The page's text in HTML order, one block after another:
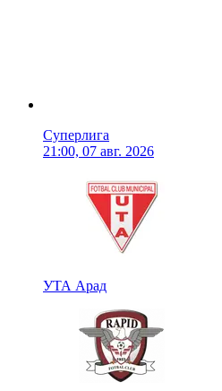
Суперлига
21:00, 07 авг. 2026
УТА Арад